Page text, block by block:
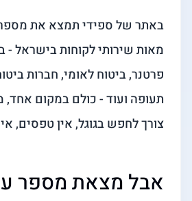
באתר של ספידי תמצא את
מאות שירותי לקוחות בישראל -
פרטנר, ביטוח לאומי, חברות
תעופה ועוד - כולם במקום אחד,
צורך לחפש בגוגל, אין טפסים,
אבל מצאת מספר